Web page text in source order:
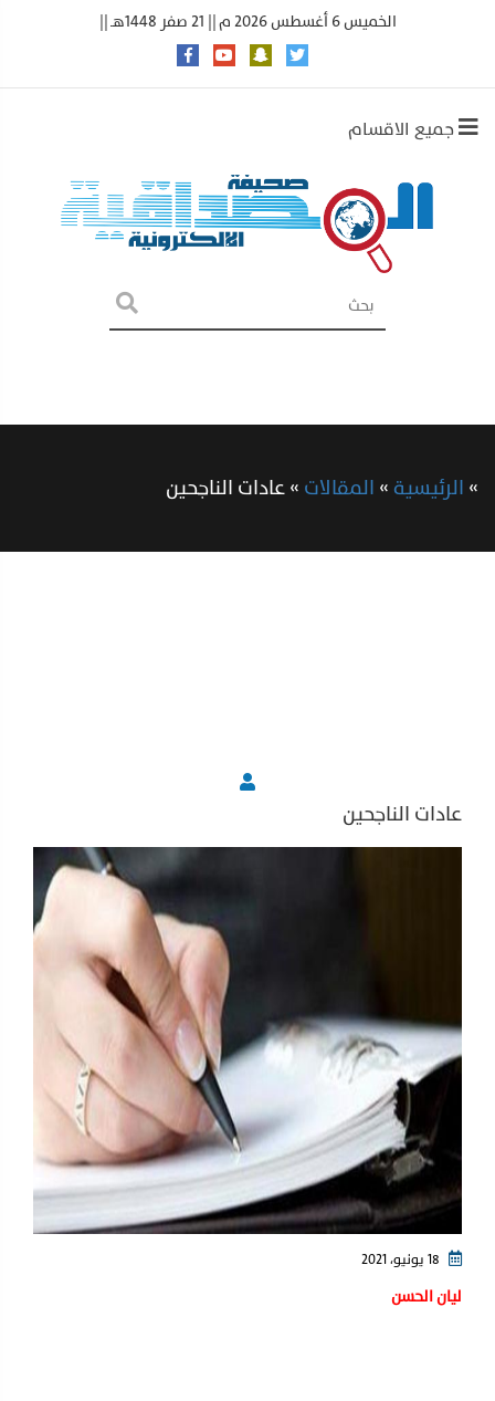
الخميس 6 أغسطس 2026 م || 21 صفر 1448هـ ||
جميع الاقسام
»الرئيسية»المقالات»عادات الناجحين
عادات الناجحين
ليان الحسن